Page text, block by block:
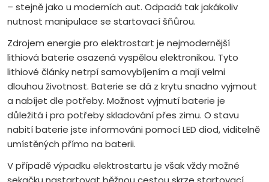
– stejně jako u moderních aut. Odpadá tak jakákoliv
nutnost manipulace se startovací šňůrou.
Zdrojem energie pro elektrostart je nejmodernější
lithiová baterie osazená vyspělou elektronikou. Tyto
lithiové články netrpí samovybíjením a mají velmi
dlouhou životnost. Baterie se dá z krytu snadno vyjmout
a nabíjet dle potřeby. Možnost vyjmutí baterie je
důležitá i pro potřeby skladování přes zimu. O stavu
nabití baterie jste informováni pomocí LED diod, viditelně
umístěných přímo na baterii.
V případě výpadku elektrostartu je však vždy možné